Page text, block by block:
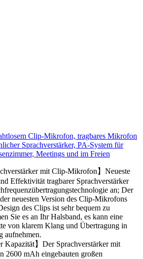
Clip-Mikrofon, tragbares Mikrofon
Sprachverstärker, PA-System für
Meetings und im Freien
mit Clip-Mikrofon】Neueste
Effektivität tragbarer Sprachverstärker
an; Der
neuesten Version des Clip-Mikrofons
des Clips ist sehr bequem zu
Sie es an Ihr Halsband, es kann eine
von klarem Klang und Übertragung in
aufnehmen.
Kapazität】Der Sprachverstärker mit
2600 mAh eingebauten großen